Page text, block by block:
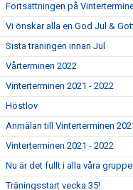
Fortsättningen på
Vi önskar alla en God Jul &
Sista träningen innan Jul
Vårterminen 2022
Vinterterminen 2021 - 2022
Höstlov
Anmälan till Vinterterminen
Vinterterminen 2021 - 2022
Nu är det fullt i alla våra
Träningsstart vecka 35!